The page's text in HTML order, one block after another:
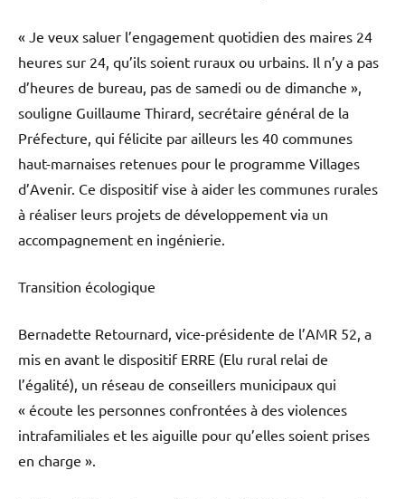
« Je veux saluer l’engagement quotidien des maires 24
heures sur 24, qu’ils soient ruraux ou urbains. Il n’y a pas
d’heures de bureau, pas de samedi ou de dimanche »,
souligne Guillaume Thirard, secrétaire général de la
Préfecture, qui félicite par ailleurs les 40 communes
haut-marnaises retenues pour le programme Villages
d’Avenir. Ce dispositif vise à aider les communes rurales
à réaliser leurs projets de développement via un
accompagnement en ingénierie.
Transition écologique
Bernadette Retournard, vice-présidente de l’AMR 52, a
mis en avant le dispositif ERRE (Elu rural relai de
l’égalité), un réseau de conseillers municipaux qui
« écoute les personnes confrontées à des violences
intrafamiliales et les aiguille pour qu’elles soient prises
en charge ».